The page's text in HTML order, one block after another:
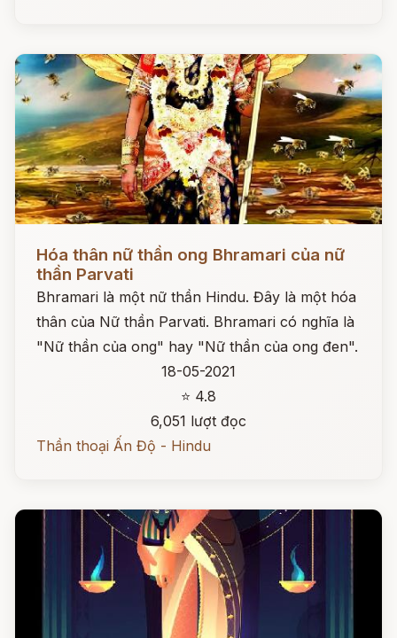
Hóa thân nữ thần ong Bhramari của nữ
thần Parvati
Bhramari là một nữ thần Hindu. Đây là một hóa
thân của Nữ thần Parvati. Bhramari có nghĩa là
"Nữ thần của ong" hay "Nữ thần của ong đen".
18-05-2021
⭐ 4.8
6,051 lượt đọc
Thần thoại Ấn Độ - Hindu